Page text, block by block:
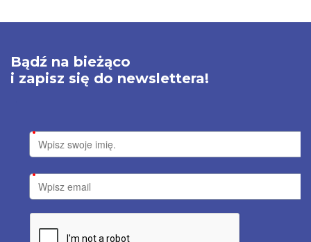
Bądź na bieżąco
i zapisz się do newslettera!